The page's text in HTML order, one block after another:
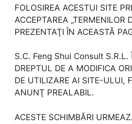
FOLOSIREA ACESTUI SITE
ACCEPTAREA „TERMENILOR
PREZENTAŢI ÎN ACEASTĂ
S.C. Feng Shui Consult S.R.L.
DREPTUL DE A MODIFICA
DE UTILIZARE AI SITE-ULUI,
ANUNŢ PREALABIL.
ACESTE SCHIMBĂRI